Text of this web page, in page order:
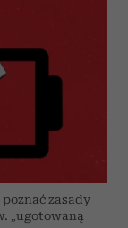
zasady
„ugotowaną